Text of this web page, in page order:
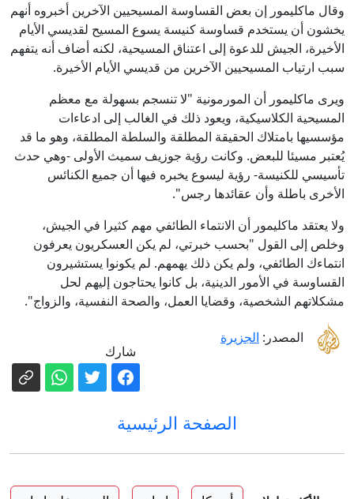
وقال ماكليمور إن بعض القساوسة المسيحيين الآخرين أخبروه أنهم
يخشون أن يستخدم قساوسة كنيسة يسوع المسيح لقديسي الأيام
الأخيرة، الجيش للدعوة إلى اعتناق المسيحية، لكنه أضاف أنه يتفهم
سبب ارتياب المسيحيين الآخرين من قديسي الأيام الأخيرة.
ويرى ماكليمور أن المورمونية "لا تنسجم بسهولة مع معظم
المسيحية الكلاسيكية، ويعود ذلك في الغالب إلى ادعاءات
مؤسسيها بامتلاك الحقيقة المطلقة والسلطة المطلقة، وهو ما قد
يُعتبر مسيئا للبعض. وكانت رؤية جوزيف سميث الأولى -وهي حدث
تأسيسي للكنيسة- رؤية ليسوع يخبره فيها أن جميع الكنائس
الأخرى باطلة وأن عقائدها رجس".
ولا يعتقد ماكليمور أن الانتماء الطائفي مهم كثيرا في الجيش،
وخلص إلى القول "بحسب خبرتي، لم يكن العسكريون يعرفون
انتماءك الطائفي، ولم يكن ذلك يهمهم. لم يكونوا يستشيرون
القساوسة في الأمور الدينية، بل كانوا يحتاجون إليهم لحل
مشكلاتهم الشخصية، وقضايا العمل، والصحة النفسية، والزواج".
المصدر: الجزيرة
شارك
الصفحة الرئيسية